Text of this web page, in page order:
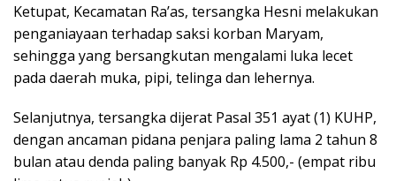
Ketupat, Kecamatan Ra’as, tersangka Hesni melakukan
penganiayaan terhadap saksi korban Maryam,
sehingga yang bersangkutan mengalami luka lecet
pada daerah muka, pipi, telinga dan lehernya.
Selanjutnya, tersangka dijerat Pasal 351 ayat (1) KUHP,
dengan ancaman pidana penjara paling lama 2 tahun 8
bulan atau denda paling banyak Rp 4.500,- (empat ribu